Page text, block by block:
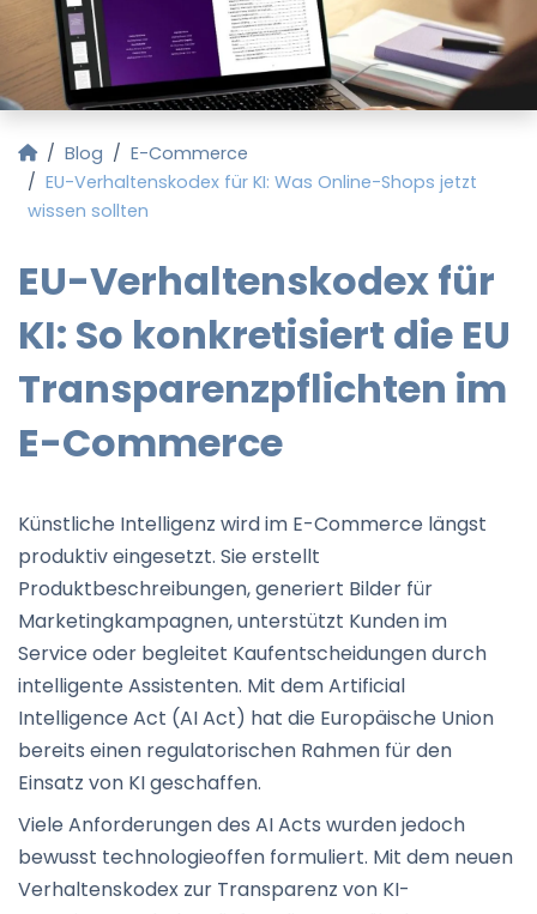
Startseite
Blog
E-Commerce
EU-Verhaltenskodex für KI: Was Online-Shops jetzt
wissen sollten
EU-Verhaltenskodex für
KI: So konkretisiert die EU
Transparenzpflichten im
E-Commerce
Künstliche Intelligenz wird im E-Commerce längst
produktiv eingesetzt. Sie erstellt
Produktbeschreibungen, generiert Bilder für
Marketingkampagnen, unterstützt Kunden im
Service oder begleitet Kaufentscheidungen durch
intelligente Assistenten. Mit dem Artificial
Intelligence Act (AI Act) hat die Europäische Union
bereits einen regulatorischen Rahmen für den
Einsatz von KI geschaffen.
Viele Anforderungen des AI Acts wurden jedoch
bewusst technologieoffen formuliert. Mit dem neuen
Verhaltenskodex zur Transparenz von KI-